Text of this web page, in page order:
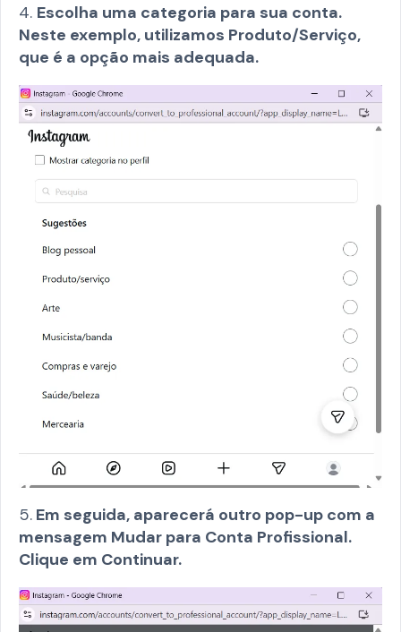
4. Escolha uma categoria para sua conta.
Neste exemplo, utilizamos Produto/Serviço,
que é a opção mais adequada.
5. Em seguida, aparecerá outro pop-up com a
mensagem Mudar para Conta Profissional.
Clique em Continuar.